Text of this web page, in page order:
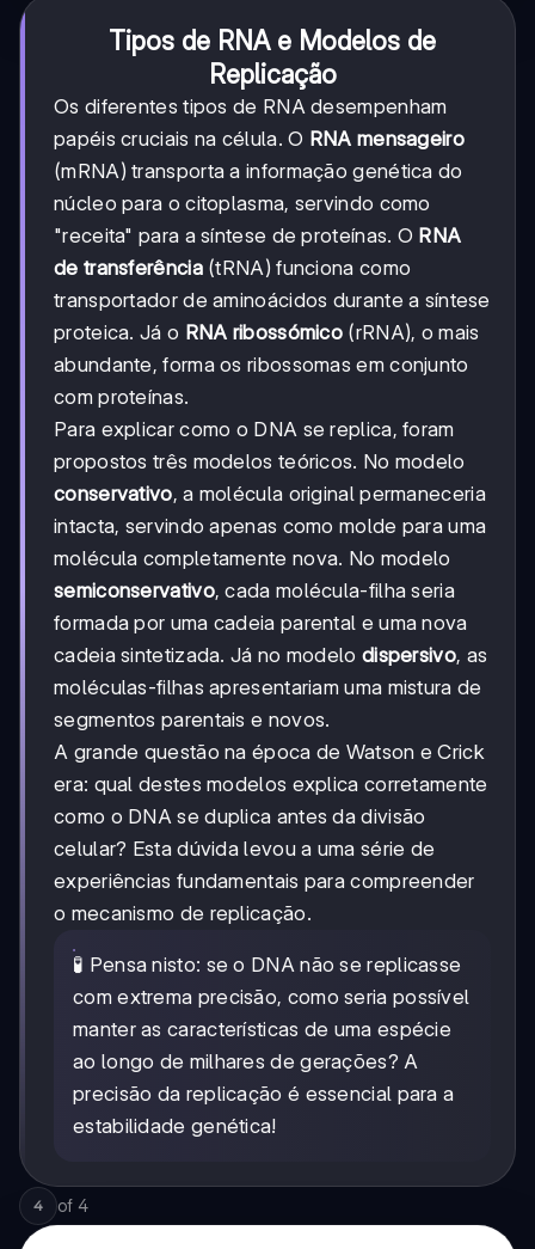
Tipos de RNA e Modelos de
Replicação
Os diferentes tipos de RNA desempenham
papéis cruciais na célula. O RNA mensageiro
(mRNA) transporta a informação genética do
núcleo para o citoplasma, servindo como
"receita" para a síntese de proteínas. O RNA
de transferência(tRNA) funciona como
transportador de aminoácidos durante a síntese
proteica. Já o RNA ribossómico (rRNA), o mais
abundante, forma os ribossomas em conjunto
com proteínas.
Para explicar como o DNA se replica, foram
propostos três modelos teóricos. No modelo
conservativo, a molécula original permaneceria
intacta, servindo apenas como molde para uma
molécula completamente nova. No modelo
semiconservativo, cada molécula-filha seria
formada por uma cadeia parental e uma nova
cadeia sintetizada. Já no modelo dispersivo, as
moléculas-filhas apresentariam uma mistura de
segmentos parentais e novos.
A grande questão na época de Watson e Crick
era: qual destes modelos explica corretamente
como o DNA se duplica antes da divisão
celular? Esta dúvida levou a uma série de
experiências fundamentais para compreender
o mecanismo de replicação.
🧪 Pensa nisto: se o DNA não se replicasse
com extrema precisão, como seria possível
manter as características de uma espécie
ao longo de milhares de gerações? A
precisão da replicação é essencial para a
estabilidade genética!
4 of 4